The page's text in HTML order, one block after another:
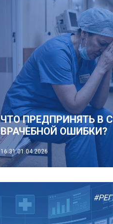
ЧТО ПРЕДПРИНЯТЬ В
ВРАЧЕБНОЙ ОШИБКИ?
16:31 01.04.2026